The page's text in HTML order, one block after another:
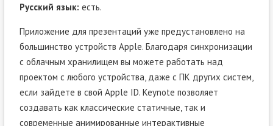
Русский язык: есть.
Приложение для презентаций уже предустановлено на
большинство устройств Apple. Благодаря синхронизации
с облачным хранилищем вы можете работать над
проектом с любого устройства, даже с ПК других систем,
если зайдете в свой Apple ID. Keynote позволяет
создавать как классические статичные, так и
современные анимированные интерактивные